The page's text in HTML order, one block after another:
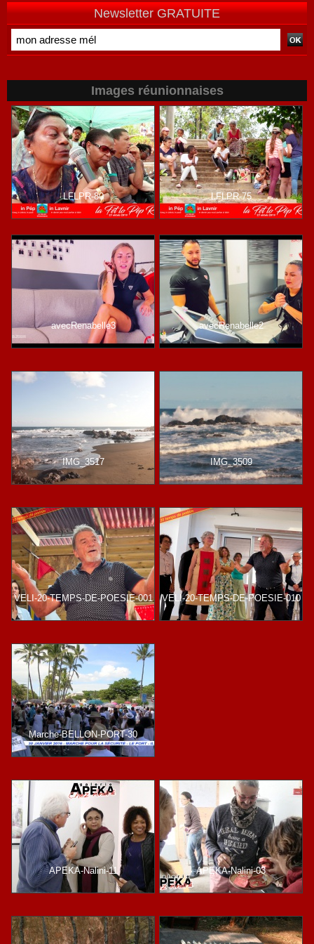
Newsletter GRATUITE
Images réunionnaises
LFLPR-80 LFLPR-75
avecRenabelle3 avecRenabelle2
IMG_3517 IMG_3509
VELI-20-TEMPS-DE-POESIE-001 VELI-20-TEMPS-DE-POESIE-010
Marche-BELLON-PORT-30
APEKA-Nalini-11 APEKA-Nalini-03